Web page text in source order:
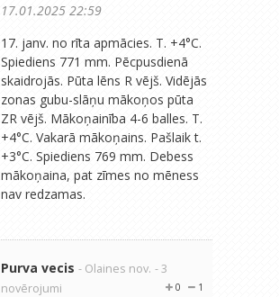
17.01.2025 22:59
17. janv. no rīta apmācies. T. +4°C.
Spiediens 771 mm. Pēcpusdienā
skaidrojās. Pūta lēns R vējš. Vidējās
zonas gubu-slāņu mākoņos pūta
ZR vējš. Mākoņainība 4-6 balles. T.
+4°C. Vakarā mākoņains. Pašlaik t.
+3°C. Spiediens 769 mm. Debess
mākoņaina, pat zīmes no mēness
nav redzamas.
Purva vecis - Olaines nov. - 3
novērojumi
1
0